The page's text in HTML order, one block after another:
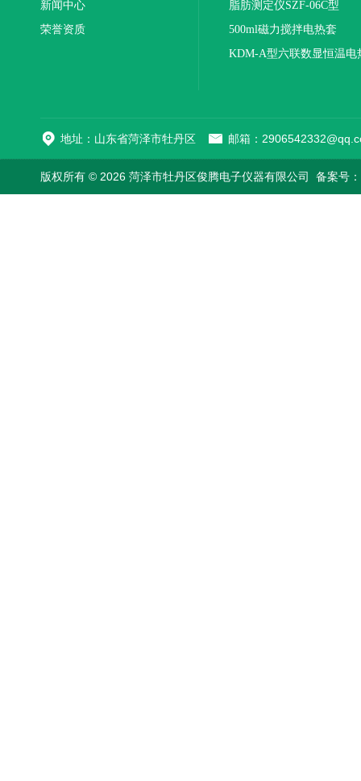
新闻中心
荣誉资质
联
脂肪测定仪SZF-06C型
500ml磁力搅拌电热套
KDM-A型六联数显恒温电
地址：山东省菏泽市牡丹区 邮箱：
版权所有 © 2026 菏泽市牡丹区俊腾电子仪器有限公司 备案号